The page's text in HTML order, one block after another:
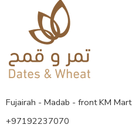
Fujairah - Madab - front KM Mart
+97192237070